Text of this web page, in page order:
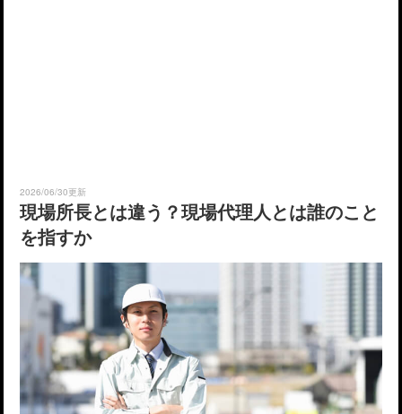
2026/06/30更新
現場所長とは違う？現場代理人とは誰のこと
を指すか